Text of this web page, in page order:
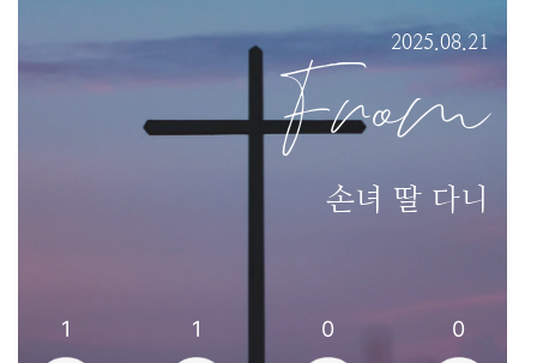
2025.08.21
From
손녀 딸 다니
1 1 0 0